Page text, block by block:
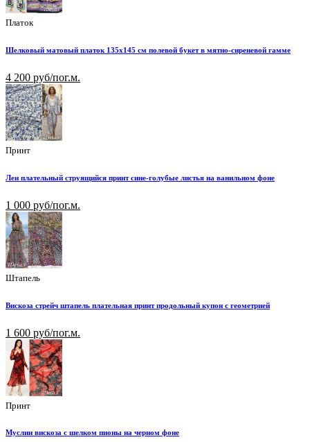
Платок
Шелковый матовый платок 135х145 см полевой букет в мятно-сиреневой гамме
4 200 руб/пог.м.
Принт
Лен плательный струящийся принт сине-голубые листья на ванильном фоне
1 000 руб/пог.м.
Штапель
Вискоза стрейч штапель плательная принт продольный купон с геометрией
1 600 руб/пог.м.
Принт
Муслин вискоза с шелком пионы на черном фоне